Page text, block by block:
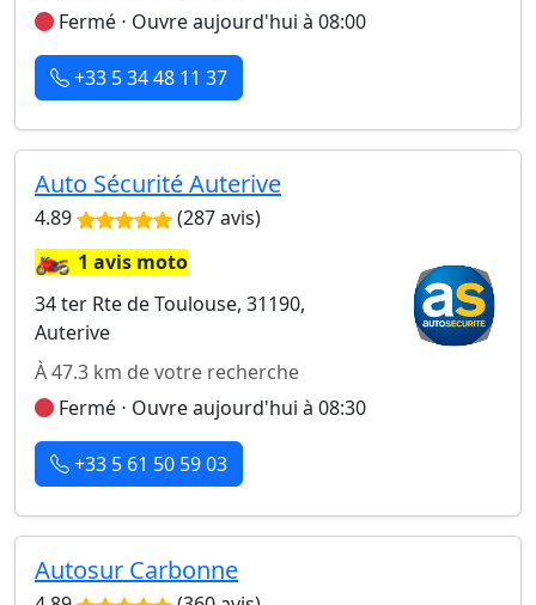
Fermé ⋅ Ouvre aujourd'hui à 08:00
+33 5 34 48 11 37
Auto Sécurité Auterive
4.89 (287 avis)
🏍️1 avis moto
34 ter Rte de Toulouse, 31190,
Auterive
À 47.3 km de votre recherche
Fermé ⋅ Ouvre aujourd'hui à 08:30
+33 5 61 50 59 03
Autosur Carbonne